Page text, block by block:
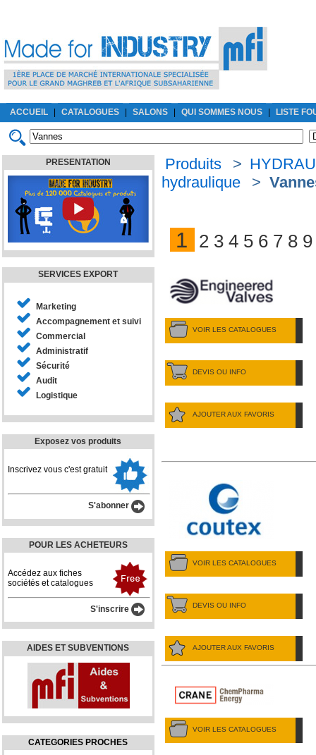
ACCUEIL CATALOGUES SALONS QUI SOMMES NOUS LISTE
PRESENTATION
SERVICES EXPORT
Marketing
Accompagnement et suivi
Commercial
Administratif
Sécurité
Audit
Logistique
Exposez vos produits
Inscrivez vous c'est gratuit
S'abonner
POUR LES ACHETEURS
Accédez aux fiches
sociétés et catalogues
S'inscrire
AIDES ET SUBVENTIONS
CATEGORIES PROCHES
Produits >
hydraulique
>
1 2 3 4 5 6 7 8 9
VOIR LES CATALOGUES
DEVIS OU INFO
AJOUTER AUX FAVORIS
VOIR LES CATALOGUES
DEVIS OU INFO
AJOUTER AUX FAVORIS
VOIR LES CATALOGUES